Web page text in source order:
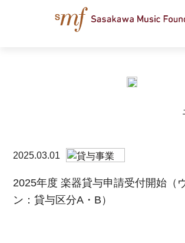
2025.03.01
2025年度 楽器貸与申請受付開始（
ン：貸与区分A・B）